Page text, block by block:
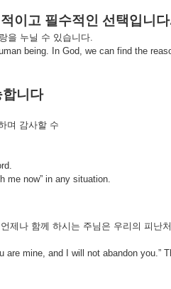
이고 필수적인 선택입니다
을 누닐 수 있습니다.
being. In God, we can find the
합니다
며 감사할 수
me now” in any situation.
언제나 함께 하시는 주님은 우리의 피난
mine, and I will not abandon you.”